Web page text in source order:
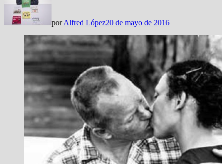
porAlfred López20 de mayo de 2016